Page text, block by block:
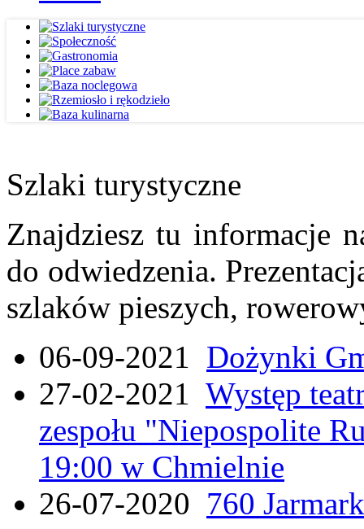
Szlaki turystyczne
Znajdziesz tu informacje
do odwiedzenia.
szlaków pieszych,
06-09-2021 Dożynki
27-02-2021 Występ
zespołu "Niepospolite
19:00 w Chmielnie
26-07-2020 760